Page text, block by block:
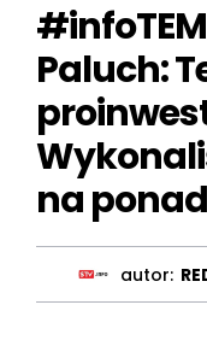
Paluch:
na
autor: